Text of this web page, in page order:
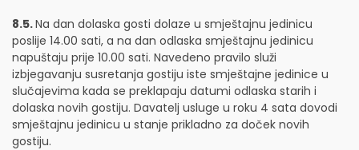
8.5.Na dan dolaska gosti dolaze u smještajnu jedinicu
poslije 14.00 sati, a na dan odlaska smještajnu jedinicu
napuštaju prije 10.00 sati. Navedeno pravilo služi
izbjegavanju susretanja gostiju iste smještajne jedinice u
slučajevima kada se preklapaju datumi odlaska starih i
dolaska novih gostiju. Davatelj usluge u roku 4 sata dovodi
smještajnu jedinicu u stanje prikladno za doček novih
gostiju.